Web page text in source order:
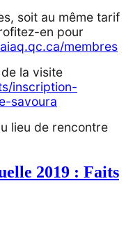
soit au même tarif
en pour
membres
la visite
inscription-
savoura
lieu de rencontre
2019 : Faits